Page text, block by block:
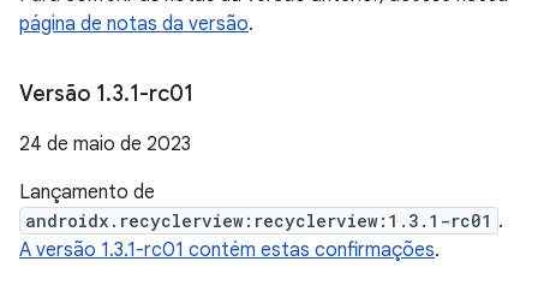
página de notas da versão.
Versão 1.3.1-rc01
24 de maio de 2023
Lançamento de
androidx.recyclerview:recyclerview:1.3.1-rc01 .
A versão 1.3.1-rc01 contém estas confirmações.